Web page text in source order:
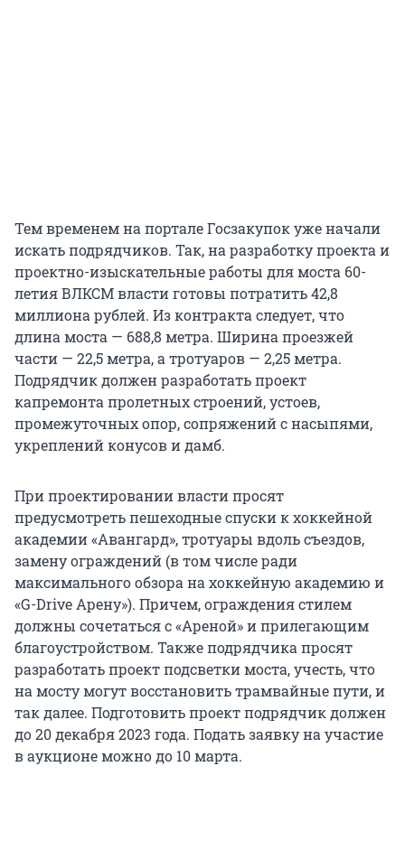
Тем временем на портале Госзакупок уже начали
искать подрядчиков. Так, на разработку проекта и
проектно-изыскательные работы для моста 60-
летия ВЛКСМ власти готовы потратить 42,8
миллиона рублей. Из контракта следует, что
длина моста — 688,8 метра. Ширина проезжей
части — 22,5 метра, а тротуаров — 2,25 метра.
Подрядчик должен разработать проект
капремонта пролетных строений, устоев,
промежуточных опор, сопряжений с насыпями,
укреплений конусов и дамб.
При проектировании власти просят
предусмотреть пешеходные спуски к хоккейной
академии «Авангард», тротуары вдоль съездов,
замену ограждений (в том числе ради
максимального обзора на хоккейную академию и
«G-Drive Арену»). Причем, ограждения стилем
должны сочетаться с «Ареной» и прилегающим
благоустройством. Также подрядчика просят
разработать проект подсветки моста, учесть, что
на мосту могут восстановить трамвайные пути, и
так далее. Подготовить проект подрядчик должен
до 20 декабря 2023 года. Подать заявку на участие
в аукционе можно до 10 марта.